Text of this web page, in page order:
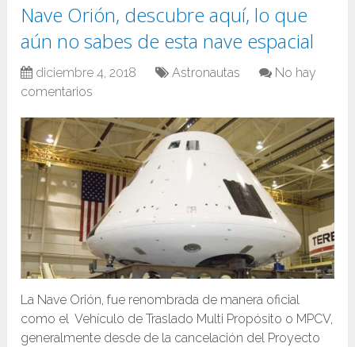
Nave Orión, descubre aquí, lo que
aún no sabes de esta nave espacial
diciembre 4, 2018 Astronautas
No hay
comentarios
La Nave Orión, fue renombrada de manera oficial
como el Vehículo de Traslado Multi Propósito o MPCV,
generalmente desde de la cancelación del Proyecto